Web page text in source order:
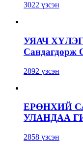
3022 үзсэн
УЯАЧ ХҮЛЭГ
Сандагдорж
2892 үзсэн
ЕРӨНХИЙ
УЛАНДАА
2858 үзсэн